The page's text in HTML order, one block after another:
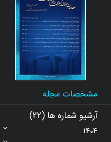
مشخصات مجله
آرشیو شماره ها (22)
1404